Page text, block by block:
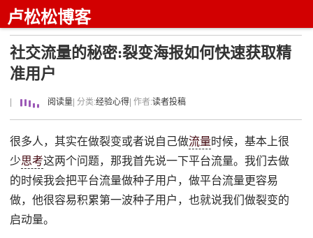
卢松松博客
社交流量的秘密:裂变海报如何快速获取精
准用户
阅读量 | 分类:经验心得 | 作者:读者投稿
很多人，其实在做裂变或者说自己做流量时候，基本上很
少思考这两个问题，那我首先说一下平台流量。我们去做
的时候我会把平台流量做种子用户，做平台流量更容易
做，他很容易积累第一波种子用户，也就说我们做裂变的
启动量。